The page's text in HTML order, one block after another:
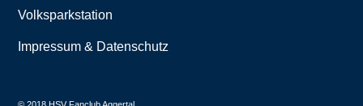
Volksparkstation
Impressum & Datenschutz
© 2018 HSV Fanclub Aggertal